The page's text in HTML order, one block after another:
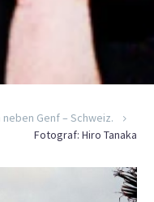
Genf – Schweiz.
Fotograf: Hiro Tanaka